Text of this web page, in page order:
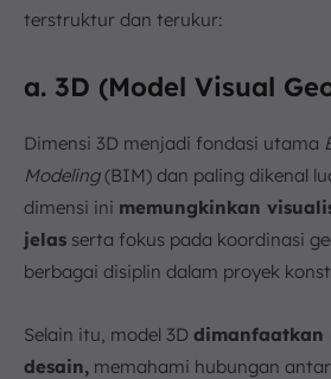
terstruktur dan terukur:
a. 3D (Model Visual
Dimensi 3D menjadi fondasi utama
Modeling(BIM) dan paling dikenal
dimensi ini memungkinkan
jelas serta fokus pada koordinasi
berbagai disiplin dalam proyek
Selain itu, model 3D dimanfaatkan
desain, memahami hubungan